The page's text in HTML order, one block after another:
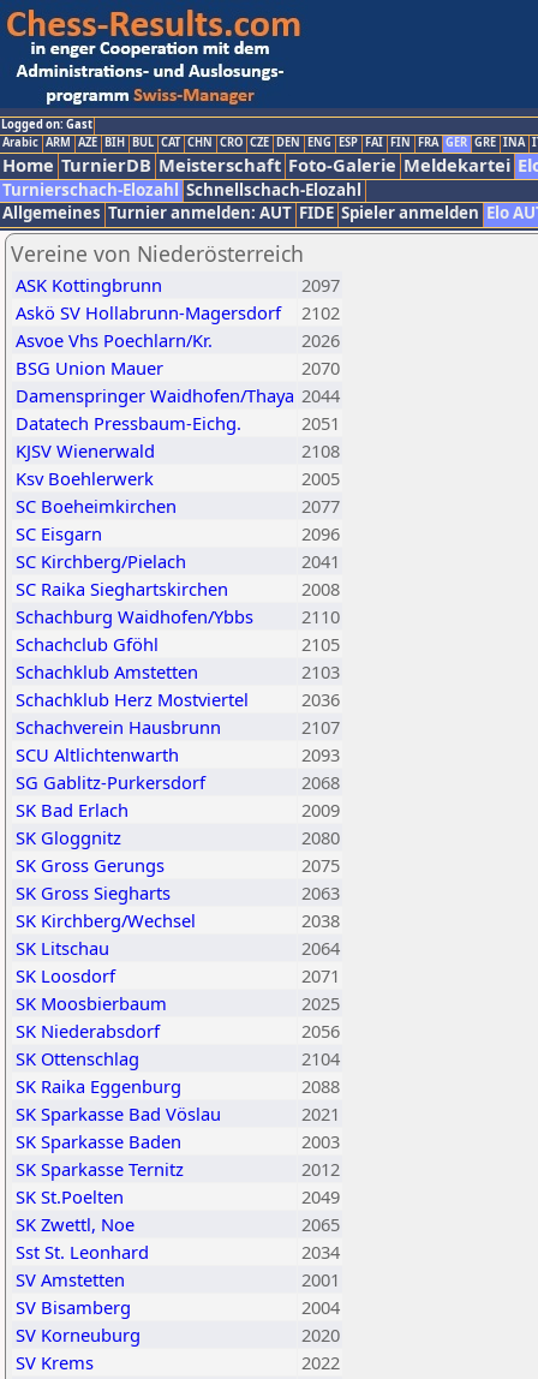
Logged on: Gast
Arabic ARM AZE BIH BUL CAT CHN CRO CZE DEN ENG ESP FAI FIN FRA GER GRE INA
Home TurnierDB Meisterschaft Foto-Galerie Meldekartei
Turnierschach-Elozahl Schnellschach-Elozahl
Allgemeines Turnier anmelden: AUT FIDE Spieler anmelden Elo
Vereine von Niederösterreich
ASK Kottingbrunn
2097
Askö SV Hollabrunn-Magersdorf
2102
Asvoe Vhs Poechlarn/Kr.
2026
BSG Union Mauer
2070
Damenspringer Waidhofen/Thaya 2044
Datatech Pressbaum-Eichg.
2051
KJSV Wienerwald
2108
Ksv Boehlerwerk
2005
SC Boeheimkirchen
2077
SC Eisgarn
2096
SC Kirchberg/Pielach
2041
SC Raika Sieghartskirchen
2008
Schachburg Waidhofen/Ybbs
2110
Schachclub Gföhl
2105
Schachklub Amstetten
2103
Schachklub Herz Mostviertel
2036
Schachverein Hausbrunn
2107
SCU Altlichtenwarth
2093
SG Gablitz-Purkersdorf
2068
SK Bad Erlach
2009
SK Gloggnitz
2080
SK Gross Gerungs
2075
SK Gross Siegharts
2063
SK Kirchberg/Wechsel
2038
SK Litschau
2064
SK Loosdorf
2071
SK Moosbierbaum
2025
SK Niederabsdorf
2056
SK Ottenschlag
2104
SK Raika Eggenburg
2088
SK Sparkasse Bad Vöslau
2021
SK Sparkasse Baden
2003
SK Sparkasse Ternitz
2012
SK St.Poelten
2049
SK Zwettl, Noe
2065
Sst St. Leonhard
2034
SV Amstetten
2001
SV Bisamberg
2004
SV Korneuburg
2020
SV Krems
2022